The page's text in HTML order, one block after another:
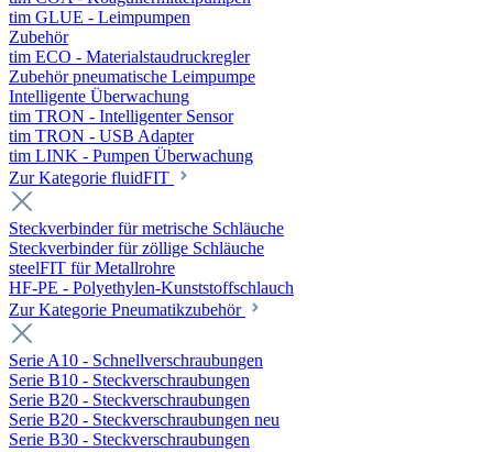
tim GLUE - Leimpumpen
Zubehör
tim ECO - Materialstaudruckregler
Zubehör pneumatische Leimpumpe
Intelligente Überwachung
tim TRON - Intelligenter Sensor
tim TRON - USB Adapter
tim LINK - Pumpen Überwachung
Zur Kategorie fluidFIT
Steckverbinder für metrische Schläuche
Steckverbinder für zöllige Schläuche
steelFIT für Metallrohre
HF-PE - Polyethylen-Kunststoffschlauch
Zur Kategorie Pneumatikzubehör
Serie A10 - Schnellverschraubungen
Serie B10 - Steckverschraubungen
Serie B20 - Steckverschraubungen
Serie B20 - Steckverschraubungen neu
Serie B30 - Steckverschraubungen